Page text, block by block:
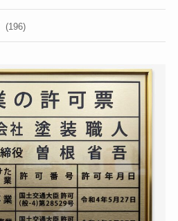
(196)